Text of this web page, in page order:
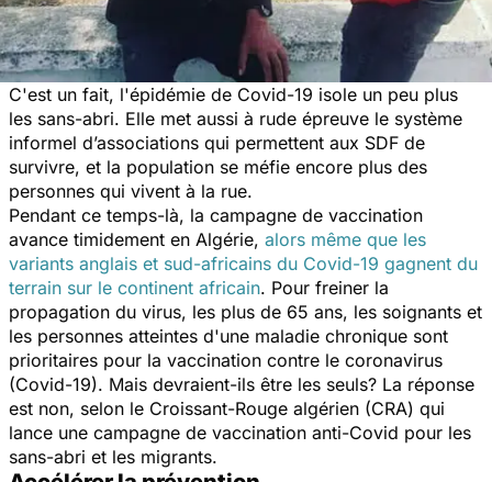
C'est un fait, l'épidémie de Covid-19 isole un peu plus
les sans-abri. Elle met aussi à rude épreuve le système
informel d’associations qui permettent aux SDF de
survivre, et la population se méfie encore plus des
personnes qui vivent à la rue.
Pendant ce temps-là, la campagne de vaccination
avance timidement en Algérie, alors même que les
variants anglais et sud-africains du Covid-19 gagnent du
terrain sur le continent africain. Pour freiner la
propagation du virus, les plus de 65 ans, les soignants et
les personnes atteintes d'une maladie chronique sont
prioritaires pour la vaccination contre le coronavirus
(Covid-19). Mais devraient-ils être les seuls? La réponse
est non, selon le Croissant-Rouge algérien (CRA) qui
lance une campagne de vaccination anti-Covid pour les
sans-abri et les migrants.